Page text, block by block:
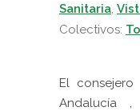
Sanitaria,
Colectivos:
El
Andalucía